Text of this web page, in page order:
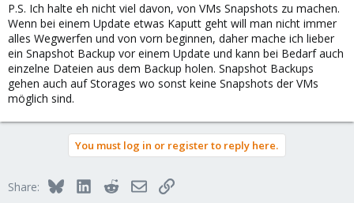
P.S. Ich halte eh nicht viel davon, von VMs Snapshots zu machen.
Wenn bei einem Update etwas Kaputt geht will man nicht immer
alles Wegwerfen und von vorn beginnen, daher mache ich lieber
ein Snapshot Backup vor einem Update und kann bei Bedarf auch
einzelne Dateien aus dem Backup holen. Snapshot Backups
gehen auch auf Storages wo sonst keine Snapshots der VMs
möglich sind.
You must log in or register to reply here.
Share: BlueskyLinkedInRedditEmailLink